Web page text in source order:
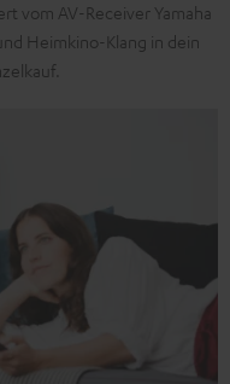
vom AV-Receiver Yamaha
Heimkino-Klang in dein